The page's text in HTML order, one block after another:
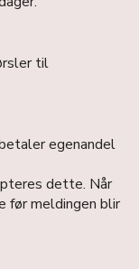
til
egenandel
dette. Når
før meldingen blir